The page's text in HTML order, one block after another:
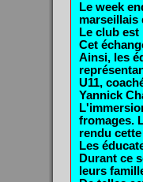
Le week
marseillais
Le club
Cet
Ainsi, les
U11,
Yannick
fromages.
rendu
Les
Durant ce
leurs